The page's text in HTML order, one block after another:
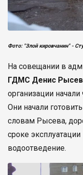
Фото: "Злой кировчанин" -
На совещании в
ГДМС Денис Рысев
организации
Они начали
словам Рысева,
сроке
водоотведение.